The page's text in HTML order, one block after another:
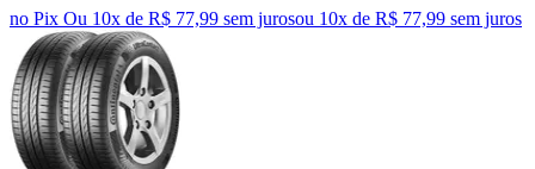
no Pix Ou 10x de R$ 77,99 sem jurosou 10x de R$ 77,99 sem juros